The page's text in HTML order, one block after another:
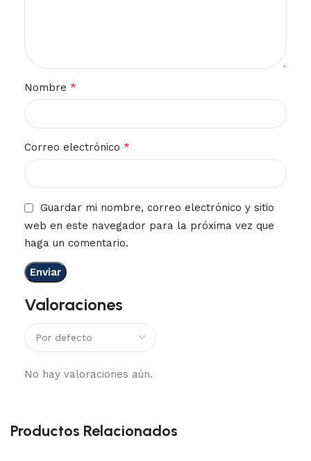
Valoraciones
No hay valoraciones aún.
Nombre *
Correo electrónico *
Guardar mi nombre, correo electrónico y sitio
web en este navegador para la próxima vez que
haga un comentario.
Productos Relacionados